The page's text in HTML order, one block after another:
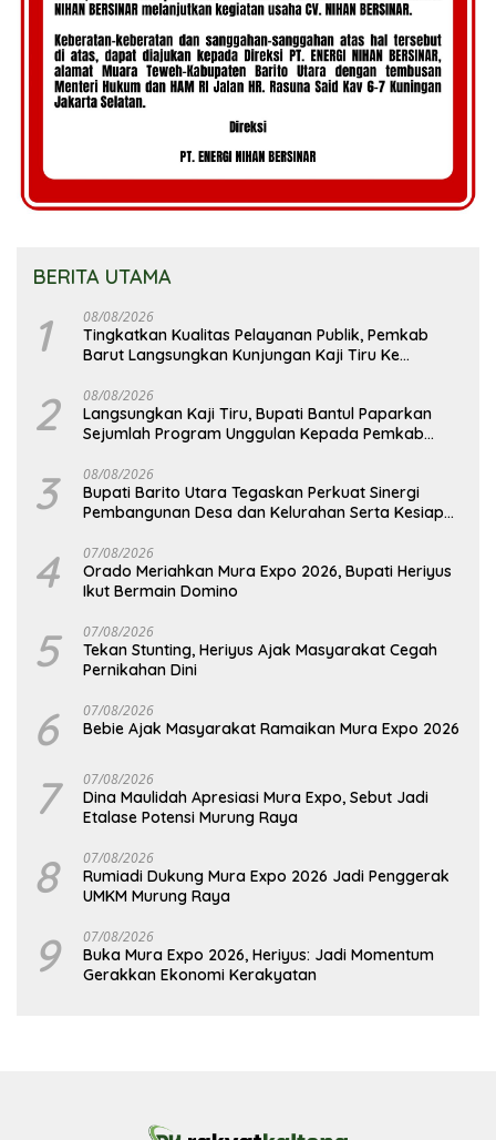
BERITA UTAMA
1 08/08/2026
Tingkatkan Kualitas Pelayanan Publik, Pemkab
Barut Langsungkan Kunjungan Kaji Tiru Ke
2 08/08/2026
Langsungkan Kaji Tiru, Bupati Bantul Paparkan
Sejumlah Program Unggulan Kepada Pemkab
3 08/08/2026
Bupati Barito Utara Tegaskan Perkuat Sinergi
Pembangunan Desa dan Kelurahan Serta Kesiapan
4 07/08/2026
Orado Meriahkan Mura Expo 2026, Bupati Heriyus
Ikut Bermain Domino
5 07/08/2026
Tekan Stunting, Heriyus Ajak Masyarakat Cegah
Pernikahan Dini
6 07/08/2026
Bebie Ajak Masyarakat Ramaikan Mura Expo 2026
7 07/08/2026
Dina Maulidah Apresiasi Mura Expo, Sebut Jadi
Etalase Potensi Murung Raya
8 07/08/2026
Rumiadi Dukung Mura Expo 2026 Jadi Penggerak
UMKM Murung Raya
9 07/08/2026
Buka Mura Expo 2026, Heriyus: Jadi Momentum
Gerakkan Ekonomi Kerakyatan